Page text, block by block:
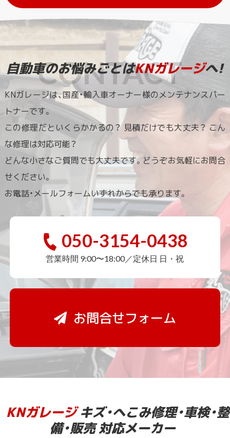
自動車のお悩みごとはKNガレージへ!
KNガレージは、国産・輸入車オーナー様のメンテナンスパー
トナーです。
この修理だといくらかかるの？ 見積だけでも大丈夫？ こん
な修理は対応可能？
どんな小さなご質問でも大丈夫です。どうぞお気軽にお問合
せください。
お電話・メールフォームいずれからでも承ります。
050-3154-0438
営業時間 9:00〜18:00／定休日 日・祝
お問合せフォーム
KNガレージキズ・へこみ修理・車検・整
備・販売 対応メーカー